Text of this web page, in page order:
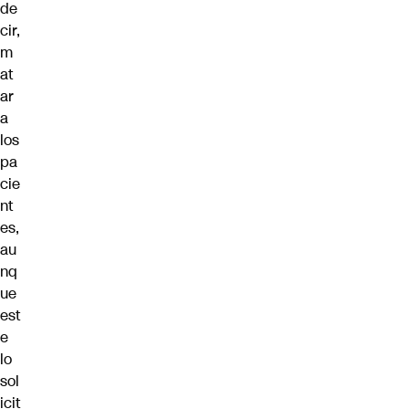
de
cir,
m
at
ar
a
los
pa
cie
nt
es,
au
nq
ue
est
e
lo
sol
icit